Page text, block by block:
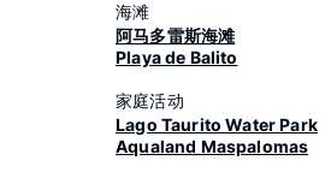
海滩
阿马多雷斯海滩
Playa de Balito
家庭活动
Lago Taurito Water Park
Aqualand Maspalomas